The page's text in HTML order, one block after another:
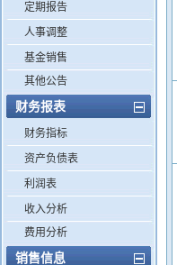
定期报告
人事调整
基金销售
其他公告
财务报表
财务指标
资产负债表
利润表
收入分析
费用分析
销售信息